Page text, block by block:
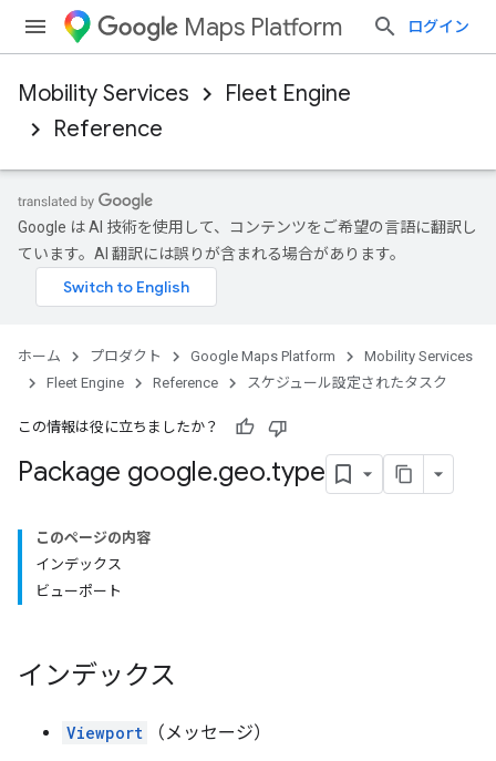
Maps Platform ログイン
Mobility Services
Fleet Engine
Reference
Google は AI 技術を使用して、コンテンツをご希望の言語に翻訳し
ています。AI 翻訳には誤りが含まれる場合があります。
ホーム プロダクト Google Maps Platform
Mobility Services
Fleet Engine
Reference スケジュール設定されたタスク
この情報は役に立ちましたか？
Package google.geo.type
このページの内容
インデックス
ビューポート
インデックス
Viewport （メッセージ）